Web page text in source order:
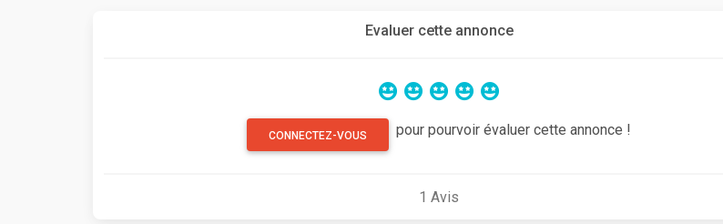
Evaluer cette annonce
CONNECTEZ-VOUS pour pourvoir évaluer cette annonce !
1 Avis